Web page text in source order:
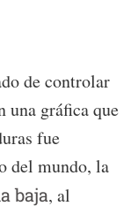
de controlar
una gráfica que
fue
del mundo, la
baja, al